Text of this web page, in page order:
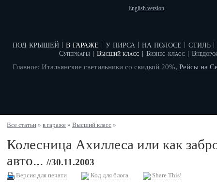
English version
под крышей в гараже
Суперкары Высший класс Бизнес-класс
у пирса на полосе стиль
Главное: Итальянские светильники со скидкой 20%, Рейсы на
Все статьи » в гараже » Высший класс »
Колесница Ахиллеса или как
авто... //30.11.2003
Версия для печати Код для блога Share This!